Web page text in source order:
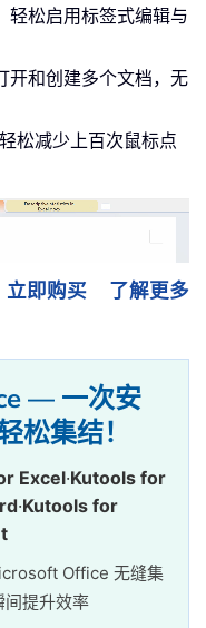
松启用标签式编辑与
开和创建多个文档，无
松减少上百次鼠标点
立即购买 了解更多
— 一次安
松集结！
Excel·Kutools for
·Kutools for
Office 无缝集
间提升效率